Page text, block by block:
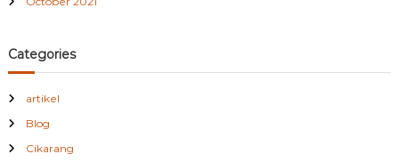
Categories
artikel
Blog
Cikarang